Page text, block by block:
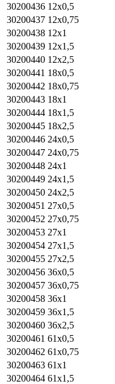
30200436 12х0,5
30200437 12х0,75
30200438 12х1
30200439 12х1,5
30200440 12х2,5
30200441 18х0,5
30200442 18х0,75
30200443 18х1
30200444 18х1,5
30200445 18х2,5
30200446 24х0,5
30200447 24х0,75
30200448 24х1
30200449 24х1,5
30200450 24х2,5
30200451 27х0,5
30200452 27х0,75
30200453 27х1
30200454 27х1,5
30200455 27х2,5
30200456 36х0,5
30200457 36х0,75
30200458 36х1
30200459 36х1,5
30200460 36х2,5
30200461 61х0,5
30200462 61х0,75
30200463 61х1
30200464 61х1,5